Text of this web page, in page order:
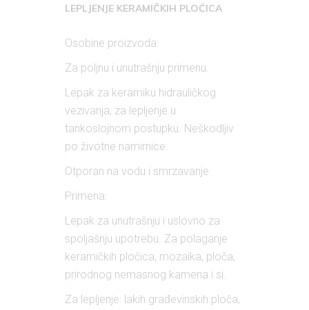
LEPLJENJE KERAMIČKIH PLOĆICA
Osobine proizvoda:
Za poljnu i unutrašnju primenu.
Lepak za keramiku hidrauličkog
vezivanja, za lepljenje u
tankoslojnom postupku. Neškodljiv
po životne namirnice.
Otporan na vodu i smrzavanje.
Primena:
Lepak za unutrašnju i uslovno za
spoljašnju upotrebu. Za polaganje
keramičkih pločica, mozaika, ploča,
prirodnog nemasnog kamena i si.
Za lepljenje: lakih građevinskih ploča,